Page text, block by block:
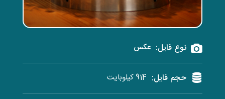
نوع فایل: عکس
حجم فایل: 914 کیلوبایت